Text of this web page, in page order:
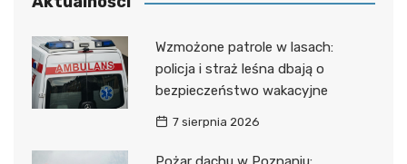
Wzmożone patrole w lasach:
policja i straż leśna dbają o
bezpieczeństwo wakacyjne
7 sierpnia 2026